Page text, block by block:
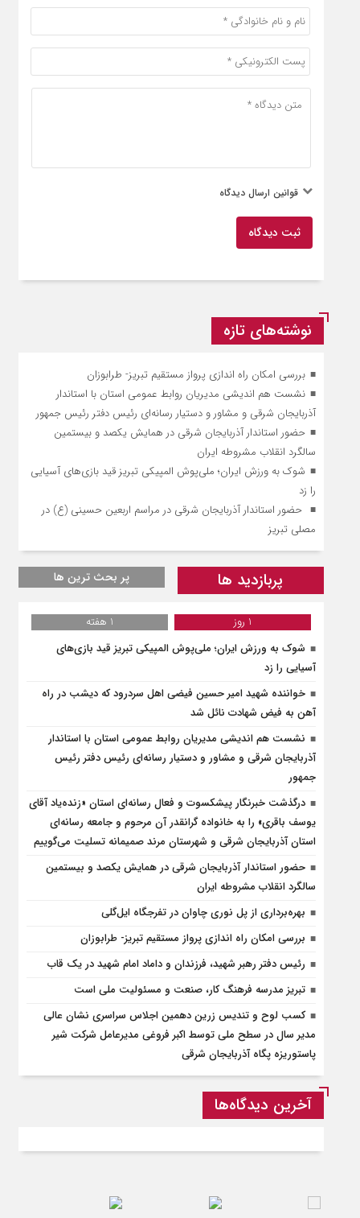
قوانین ارسال دیدگاه
ثبت دیدگاه
نوشته‌های تازه
بررسی امکان راه‌ اندازی پرواز مستقیم تبریز- طرابوزان
نشست هم اندیشی مدیریان روابط عمومی استان با استاندار
آذربایجان شرقی و مشاور و دستیار رسانه‌ای رئیس دفتر رئیس جمهور
حضور استاندار آذربایجان شرقی در همایش یکصد و بیستمین
سالگرد انقلاب مشروطه ایران
شوک به ورزش ایران؛ ملی‌پوش المپیکی تبریز قید بازی‌های آسیایی
را زد
حضور استاندار آذربایجان شرقی در مراسم اربعین حسینی (ع) در
مصلی تبریز
پربازدید ها پر بحث ترین ها
1 روز
1 هفته
شوک به ورزش ایران؛ ملی‌پوش المپیکی تبریز قید بازی‌های
آسیایی را زد
خواننده شهید امیر حسین فیضی اهل سردرود که دیشب در راه
آهن به فیض شهادت نائل شد
نشست هم اندیشی مدیریان روابط عمومی استان با استاندار
آذربایجان شرقی و مشاور و دستیار رسانه‌ای رئیس دفتر رئیس
جمهور
درگذشت خبرنگار پیشکسوت و فعال رسانه‌ای استان «زنده‌یاد آقای
یوسف باقری» را به خانواده گرانقدر آن مرحوم و جامعه رسانه‌ای
استان آذربایجان شرقی و شهرستان مرند صمیمانه تسلیت می‌گوییم
حضور استاندار آذربایجان شرقی در همایش یکصد و بیستمین
سالگرد انقلاب مشروطه ایران
بهره‌برداری از پل نوری چاوان در تفرجگاه ایل‌گلی
بررسی امکان راه‌ اندازی پرواز مستقیم تبریز- طرابوزان
رئیس دفتر رهبر شهید، فرزندان و داماد امام شهید در یک قاب
تبریز مدرسه فرهنگ کار، صنعت و مسئولیت ملی است
کسب لوح و تندیس زرین دهمین اجلاس سراسری نشان عالی
مدیر سال در سطح ملی توسط اکبر فروغی مدیرعامل شرکت شیر
پاستوریزه پگاه آذربایجان شرقی
آخرین دیدگاه‌ها